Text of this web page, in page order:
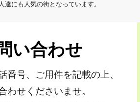
達にも人気の街となっています。
い合わせ
番号、ご用件を記載の上、
わせくださいませ。